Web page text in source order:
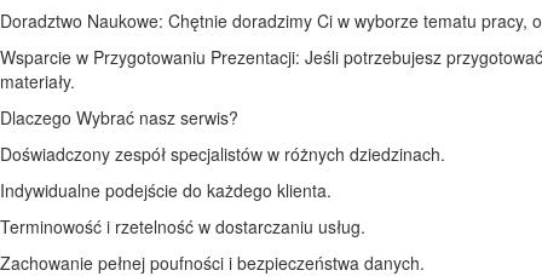
Doradztwo Naukowe: Chętnie doradzimy Ci w wyborze tematu
Wsparcie w Przygotowaniu Prezentacji: Jeśli potrzebujesz
materiały.
Dlaczego Wybrać nasz serwis?
Doświadczony zespół specjalistów w różnych dziedzinach.
Indywidualne podejście do każdego klienta.
Terminowość i rzetelność w dostarczaniu usług.
Zachowanie pełnej poufności i bezpieczeństwa danych.